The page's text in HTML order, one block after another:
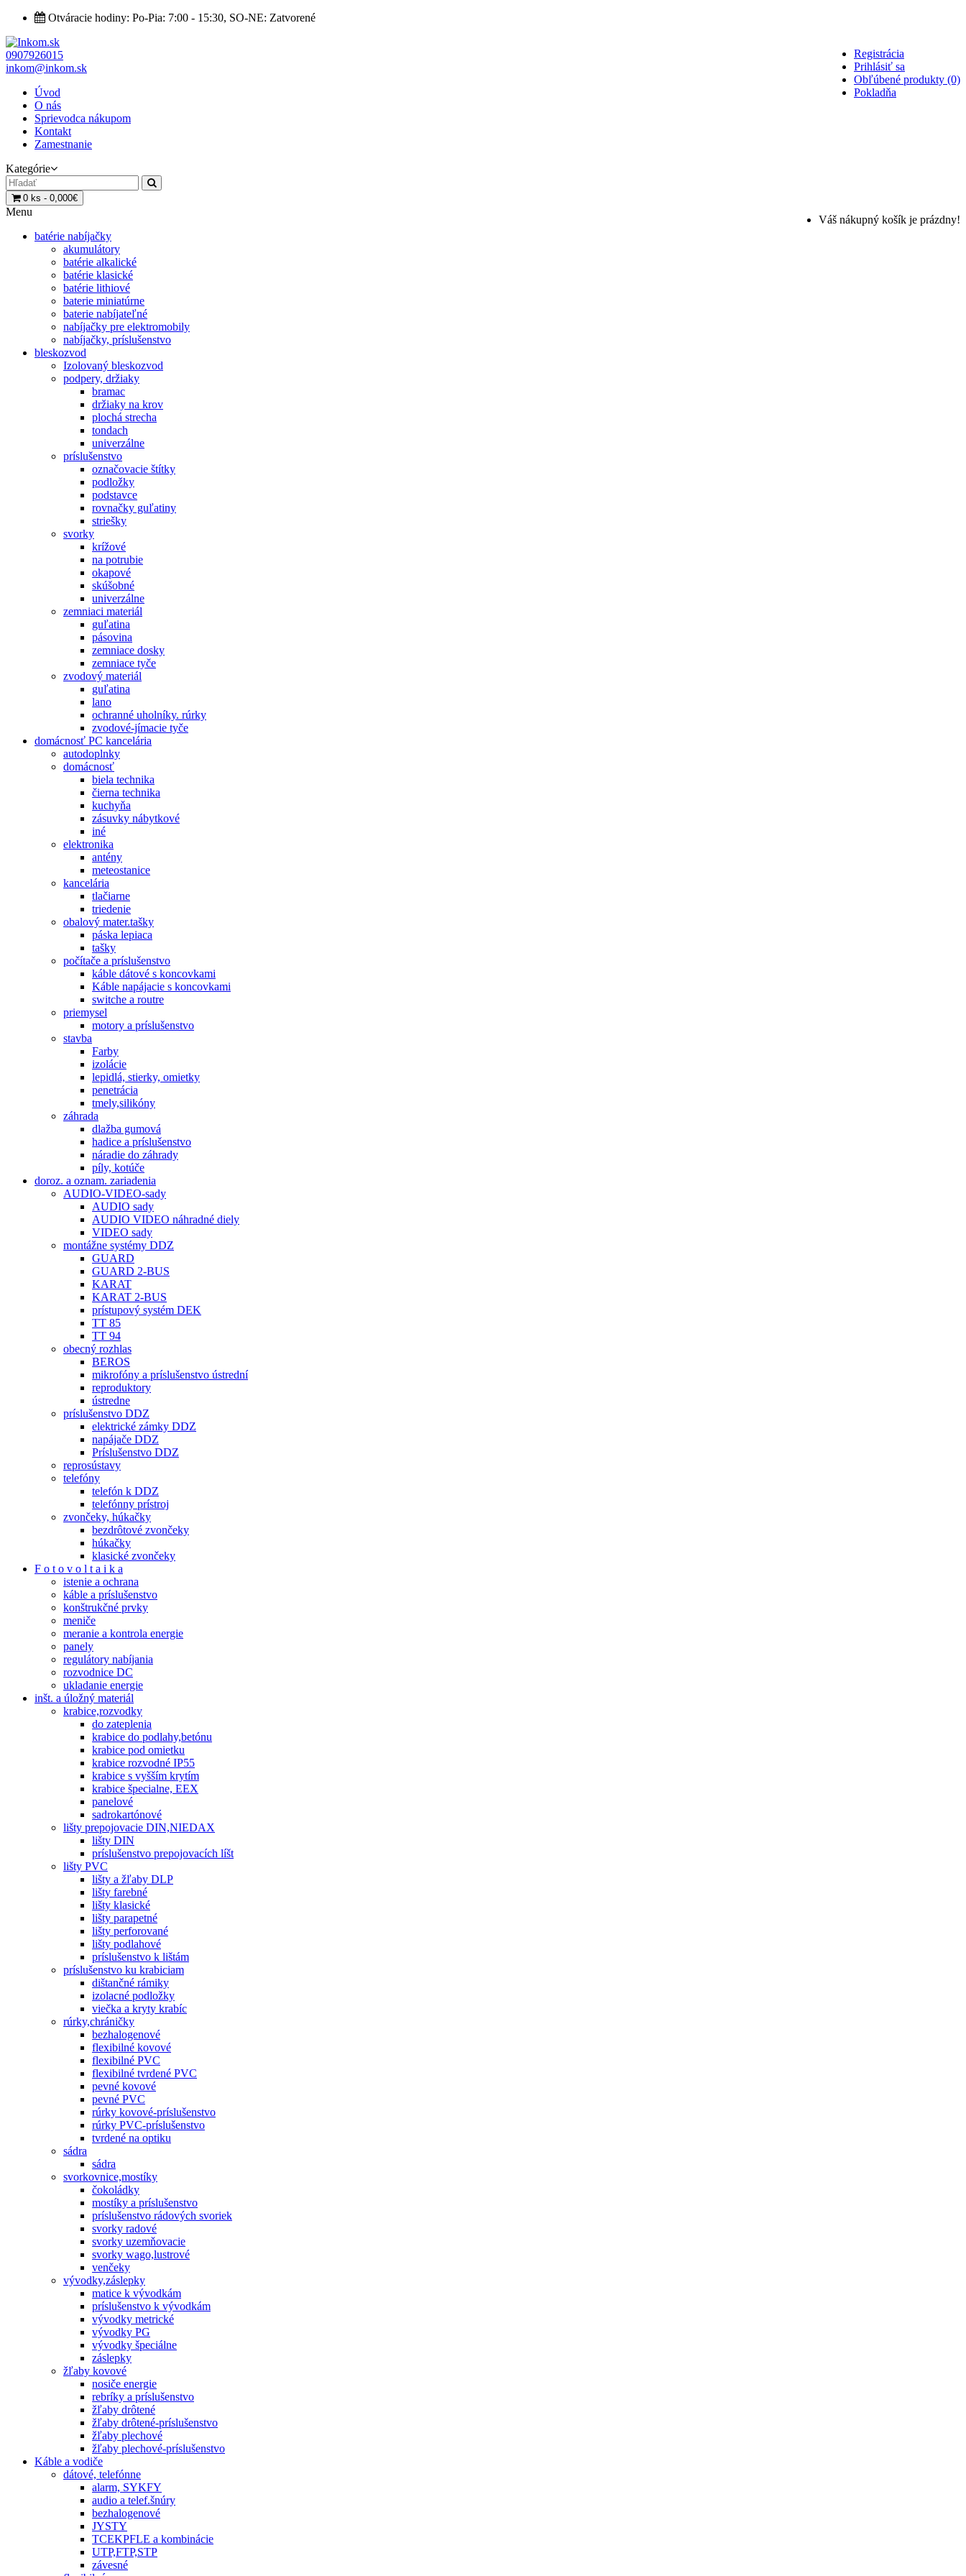
Otváracie hodiny: Po-Pia: 7:00 - 15:30, SO-NE: Zatvorené
Registrácia
Prihlásiť sa
Obľúbené produkty (0)
Pokladňa
0907926015
inkom@inkom.sk
Úvod
O nás
Sprievodca nákupom
Kontakt
Zamestnanie
Kategórie
0 ks - 0,000€
Váš nákupný košík je prázdny!
Menu
batérie nabíjačky
akumulátory
batérie alkalické
batérie klasické
batérie lithiové
baterie miniatúrne
baterie nabíjateľné
nabíjačky pre elektromobily
nabíjačky, príslušenstvo
bleskozvod
Izolovaný bleskozvod
podpery, držiaky
bramac
držiaky na krov
plochá strecha
tondach
univerzálne
príslušenstvo
označovacie štítky
podložky
podstavce
rovnačky guľatiny
striešky
svorky
krížové
na potrubie
okapové
skúšobné
univerzálne
zemniaci materiál
guľatina
pásovina
zemniace dosky
zemniace tyče
zvodový materiál
guľatina
lano
ochranné uholníky. rúrky
zvodové-jímacie tyče
domácnosť PC kancelária
autodoplnky
domácnosť
biela technika
čierna technika
kuchyňa
zásuvky nábytkové
iné
elektronika
antény
meteostanice
kancelária
tlačiarne
triedenie
obalový mater.tašky
páska lepiaca
tašky
počítače a príslušenstvo
káble dátové s koncovkami
Káble napájacie s koncovkami
switche a routre
priemysel
motory a príslušenstvo
stavba
Farby
izolácie
lepidlá, stierky, omietky
penetrácia
tmely,silikóny
záhrada
dlažba gumová
hadice a príslušenstvo
náradie do záhrady
píly, kotúče
doroz. a oznam. zariadenia
AUDIO-VIDEO-sady
AUDIO sady
AUDIO VIDEO náhradné diely
VIDEO sady
montážne systémy DDZ
GUARD
GUARD 2-BUS
KARAT
KARAT 2-BUS
prístupový systém DEK
TT 85
TT 94
obecný rozhlas
BEROS
mikrofóny a príslušenstvo ústrední
reproduktory
ústredne
príslušenstvo DDZ
elektrické zámky DDZ
napájače DDZ
Príslušenstvo DDZ
reprosústavy
telefóny
telefón k DDZ
telefónny prístroj
zvončeky, húkačky
bezdrôtové zvončeky
húkačky
klasické zvončeky
F o t o v o l t a i k a
istenie a ochrana
káble a príslušenstvo
konštrukčné prvky
meniče
meranie a kontrola energie
panely
regulátory nabíjania
rozvodnice DC
ukladanie energie
inšt. a úložný materiál
krabice,rozvodky
do zateplenia
krabice do podlahy,betónu
krabice pod omietku
krabice rozvodné IP55
krabice s vyšším krytím
krabice špecialne, EEX
panelové
sadrokartónové
lišty prepojovacie DIN,NIEDAX
lišty DIN
príslušenstvo prepojovacích líšt
lišty PVC
lišty a žľaby DLP
lišty farebné
lišty klasické
lišty parapetné
lišty perforované
lišty podlahové
príslušenstvo k lištám
príslušenstvo ku krabiciam
dištančné rámiky
izolacné podložky
viečka a kryty krabíc
rúrky,chráničky
bezhalogenové
flexibilné kovové
flexibilné PVC
flexibilné tvrdené PVC
pevné kovové
pevné PVC
rúrky kovové-príslušenstvo
rúrky PVC-príslušenstvo
tvrdené na optiku
sádra
sádra
svorkovnice,mostíky
čokoládky
mostíky a príslušenstvo
príslušenstvo rádových svoriek
svorky radové
svorky uzemňovacie
svorky wago,lustrové
venčeky
vývodky,záslepky
matice k vývodkám
príslušenstvo k vývodkám
vývodky metrické
vývodky PG
vývodky špeciálne
záslepky
žľaby kovové
nosiče energie
rebríky a príslušenstvo
žľaby drôtené
žľaby drôtené-príslušenstvo
žľaby plechové
žľaby plechové-príslušenstvo
Káble a vodiče
dátové, telefónne
alarm, SYKFY
audio a telef.šnúry
bezhalogenové
JYSTY
TCEKPFLE a kombinácie
UTP,FTP,STP
závesné